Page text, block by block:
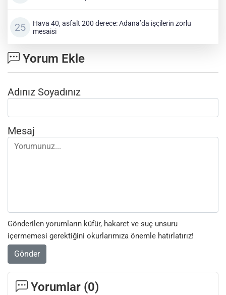
Hava 40, asfalt 200 derece: Adana’da işçilerin zorlu
mesaisi
Yorum Ekle
Adınız Soyadınız
Mesaj
Gönderilen yorumların küfür, hakaret ve suç unsuru
içermemesi gerektiğini okurlarımıza önemle hatırlatırız!
Gönder
Yorumlar (0)